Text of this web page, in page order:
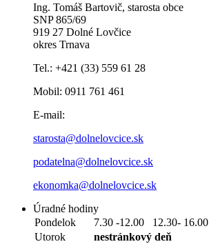
Ing. Tomáš Bartovič, starosta obce
SNP 865/69
919 27 Dolné Lovčice
okres Trnava
Tel.: +421 (33) 559 61 28
Mobil: 0911 761 461
E-mail:
starosta@dolnelovcice.sk
podatelna@dolnelovcice.sk
ekonomka@dolnelovcice.sk
Úradné hodiny
Pondelok
7.30 -12.00 12.30- 16.00
Utorok
nestránkový deň